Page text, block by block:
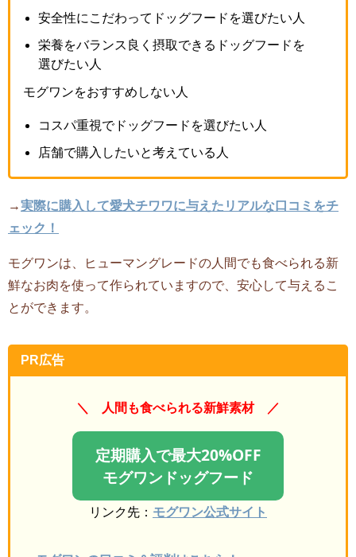
安全性にこだわってドッグフードを選びたい人
栄養をバランス良く摂取できるドッグフードを
選びたい人
モグワンをおすすめしない人
コスパ重視でドッグフードを選びたい人
店舗で購入したいと考えている人
→実際に購入して愛犬チワワに与えたリアルな口コミをチ
ェック！
モグワンは、ヒューマングレードの人間でも食べられる新
鮮なお肉を使って作られていますので、安心して与えるこ
とができます。
PR広告
＼ 人間も食べられる新鮮素材 ／
定期購入で最大20%OFF
モグワンドッグフード
リンク先： モグワン公式サイト